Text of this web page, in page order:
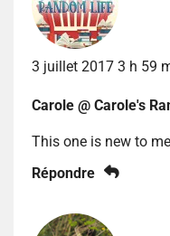
3 juillet 2017 3 h 59
Carole @ Carole's
This one is new to
Répondre